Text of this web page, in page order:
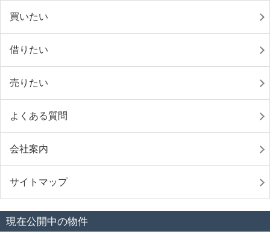
買いたい
借りたい
売りたい
よくある質問
会社案内
サイトマップ
現在公開中の物件